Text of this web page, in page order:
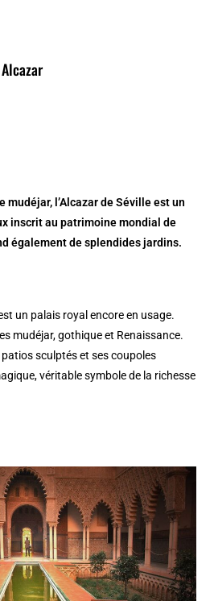
mudéjar, l’Alcazar de Séville est un
inscrit au patrimoine mondial de
également de splendides jardins.
un palais royal encore en usage.
mudéjar, gothique et Renaissance.
sculptés et ses coupoles
véritable symbole de la richesse